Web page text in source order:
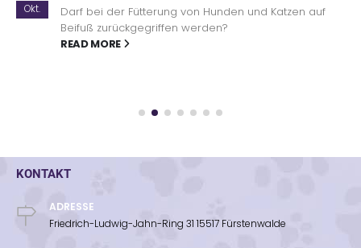
Okt.
Darf bei der Fütterung von Hunden und Katzen auf
Beifuß zurückgegriffen werden?
READ MORE
KONTAKT
ADRESSE
Friedrich-Ludwig-Jahn-Ring 31 15517 Fürstenwalde